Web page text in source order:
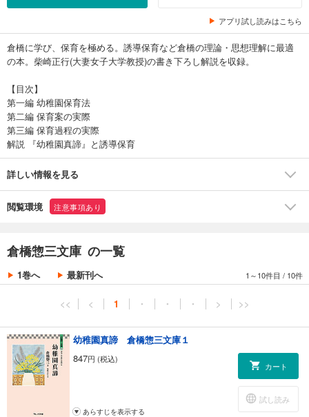
アプリ試し読みはこちら
倉橋に学び、保育を極める。誘導保育など倉橋の理論・思想理解に最適
の本。柴崎正行(大妻女子大学教授)の書き下ろし解説を収録。
【目次】
第一編 幼稚園保育法
第二編 保育案の実際
第三編 保育過程の実際
解説 『幼稚園真諦』と誘導保育
詳しい情報を見る
閲覧環境 注意事項あり
倉橋惣三文庫 の一覧
1巻へ 最新刊へ 1～10件目 / 10件
<< < 1 ・ ・ ・ > >>
幼稚園真諦 倉橋惣三文庫１
847円 (税込)
カート
試し読み
あらすじを表示する